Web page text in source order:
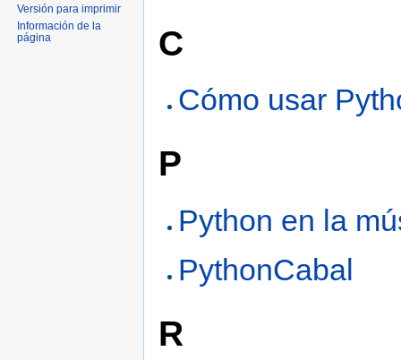
C
Cómo usar
P
Python en la
PythonCabal
R
Versión para imprimir
Información de la
página